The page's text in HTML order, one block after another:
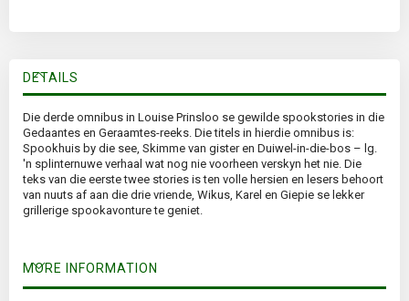
DETAILS
Die derde omnibus in Louise Prinsloo se gewilde spookstories in die
Gedaantes en Geraamtes-reeks. Die titels in hierdie omnibus is:
Spookhuis by die see, Skimme van gister en Duiwel-in-die-bos – lg.
'n splinternuwe verhaal wat nog nie voorheen verskyn het nie. Die
teks van die eerste twee stories is ten volle hersien en lesers behoort
van nuuts af aan die drie vriende, Wikus, Karel en Giepie se lekker
grillerige spookavonture te geniet.
MORE INFORMATION